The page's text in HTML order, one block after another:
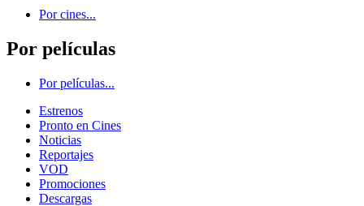
Por cines...
Por películas
Por películas...
Estrenos
Pronto en Cines
Noticias
Reportajes
VOD
Promociones
Descargas